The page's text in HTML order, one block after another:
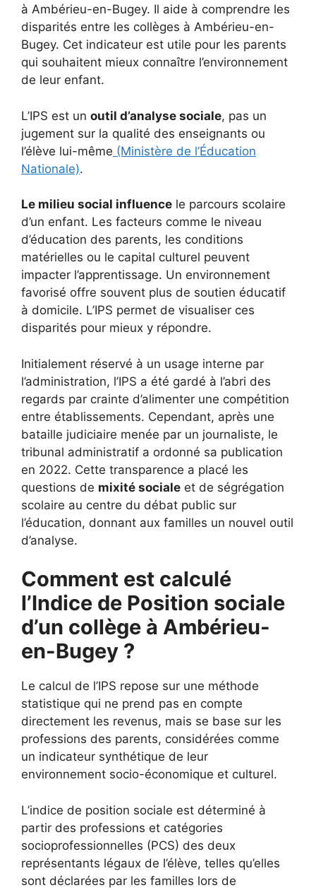
à Ambérieu-en-Bugey. Il aide à comprendre les
disparités entre les collèges à Ambérieu-en-
Bugey. Cet indicateur est utile pour les parents
qui souhaitent mieux connaître l’environnement
de leur enfant.
L’IPS est un outil d’analyse sociale, pas un
jugement sur la qualité des enseignants ou
l’élève lui-même (Ministère de l’Éducation
Nationale).
Le milieu social influence le parcours scolaire
d’un enfant. Les facteurs comme le niveau
d’éducation des parents, les conditions
matérielles ou le capital culturel peuvent
impacter l’apprentissage. Un environnement
favorisé offre souvent plus de soutien éducatif
à domicile. L’IPS permet de visualiser ces
disparités pour mieux y répondre.
Initialement réservé à un usage interne par
l’administration, l’IPS a été gardé à l’abri des
regards par crainte d’alimenter une compétition
entre établissements. Cependant, après une
bataille judiciaire menée par un journaliste, le
tribunal administratif a ordonné sa publication
en 2022. Cette transparence a placé les
questions de mixité sociale et de ségrégation
scolaire au centre du débat public sur
l’éducation, donnant aux familles un nouvel outil
d’analyse.
Comment est calculé
l’Indice de Position sociale
d’un collège à Ambérieu-
en-Bugey ?
Le calcul de l’IPS repose sur une méthode
statistique qui ne prend pas en compte
directement les revenus, mais se base sur les
professions des parents, considérées comme
un indicateur synthétique de leur
environnement socio-économique et culturel.
L’indice de position sociale est déterminé à
partir des professions et catégories
socioprofessionnelles (PCS) des deux
représentants légaux de l’élève, telles qu’elles
sont déclarées par les familles lors de